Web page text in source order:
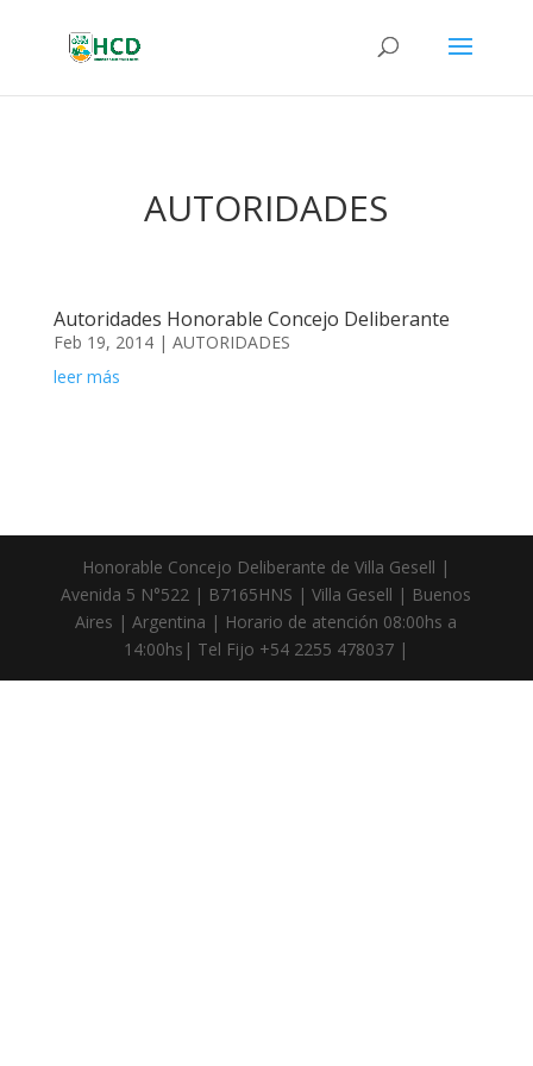
AUTORIDADES
Autoridades Honorable Concejo Deliberante
Feb 19, 2014| AUTORIDADES
leer más
Honorable Concejo Deliberante de Villa Gesell |
Avenida 5 N°522 | B7165HNS | Villa Gesell | Buenos
Aires | Argentina | Horario de atención 08:00hs a
14:00hs| Tel Fijo +54 2255 478037 |